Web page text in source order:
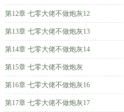
第12章 七零大佬不做炮灰12
第13章 七零大佬不做炮灰13
第14章 七零大佬不做炮灰14
第15章 七零大佬不做炮灰
第16章 七零大佬不做炮灰16
第17章 七零大佬不做炮灰17